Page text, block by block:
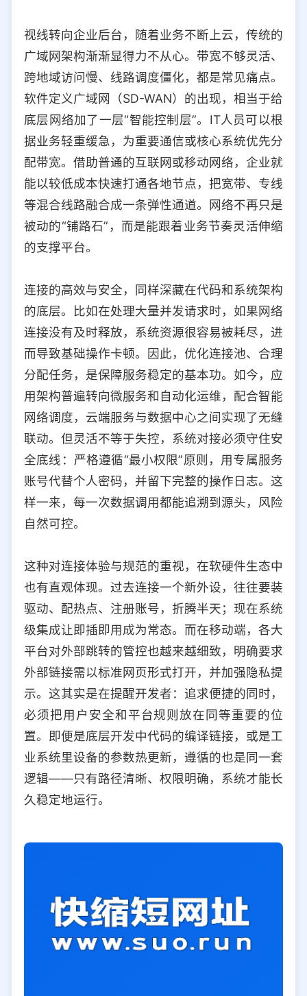
视线转向企业后台，随着业务不断上云，传统的
广域网架构渐渐显得力不从心。带宽不够灵活、
跨地域访问慢、线路调度僵化，都是常见痛点。
软件定义广域网（SD-WAN）的出现，相当于给
底层网络加了一层“智能控制层”。IT人员可以根
据业务轻重缓急，为重要通信或核心系统优先分
配带宽。借助普通的互联网或移动网络，企业就
能以较低成本快速打通各地节点，把宽带、专线
等混合线路融合成一条弹性通道。网络不再只是
被动的“铺路石”，而是能跟着业务节奏灵活伸缩
的支撑平台。
连接的高效与安全，同样深藏在代码和系统架构
的底层。比如在处理大量并发请求时，如果网络
连接没有及时释放，系统资源很容易被耗尽，进
而导致基础操作卡顿。因此，优化连接池、合理
分配任务，是保障服务稳定的基本功。如今，应
用架构普遍转向微服务和自动化运维，配合智能
网络调度，云端服务与数据中心之间实现了无缝
联动。但灵活不等于失控，系统对接必须守住安
全底线：严格遵循“最小权限”原则，用专属服务
账号代替个人密码，并留下完整的操作日志。这
样一来，每一次数据调用都能追溯到源头，风险
自然可控。
这种对连接体验与规范的重视，在软硬件生态中
也有直观体现。过去连接一个新外设，往往要装
驱动、配热点、注册账号，折腾半天；现在系统
级集成让即插即用成为常态。而在移动端，各大
平台对外部跳转的管控也越来越细致，明确要求
外部链接需以标准网页形式打开，并加强隐私提
示。这其实是在提醒开发者：追求便捷的同时，
必须把用户安全和平台规则放在同等重要的位
置。即便是底层开发中代码的编译链接，或是工
业系统里设备的参数热更新，遵循的也是同一套
逻辑——只有路径清晰、权限明确，系统才能长
久稳定地运行。